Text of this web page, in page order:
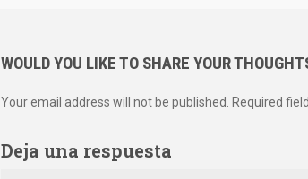
WOULD YOU LIKE TO SHARE YOUR
Your email address will not be published. Required
Deja una respuesta